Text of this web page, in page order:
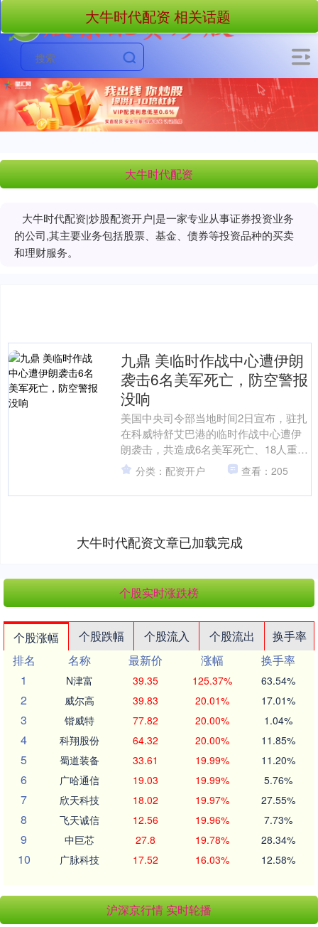
大牛时代配资
大牛时代配资|炒股配资开户|是一家专业从事证券投资业务
的公司,其主要业务包括股票、基金、债券等投资品种的买卖
和理财服务。
大牛时代配资 相关话题
九鼎 美临时作战中心遭伊朗
袭击6名美军死亡，防空警报
没响
美国中央司令部当地时间2日宣布，驻扎
在科威特舒艾巴港的临时作战中心遭伊
朗袭击，共造成6名美军死亡、18人重
伤。 据环球网援引美国有线电视新闻网3
日援引知情人士称....
分类：配资开户 查看：205
大牛时代配资文章已加载完成
个股实时涨跌榜
个股涨幅 个股跌幅 个股流入 个股流出
换手率
排名
名称 最新价 涨幅
换手率
1
N津富 39.35 125.37% 63.54%
2 威尔高 39.83 20.01% 17.01%
3 锴威特 77.82 20.00% 1.04%
4 科翔股份 64.32 20.00% 11.85%
5 蜀道装备 33.61 19.99% 11.20%
6 广哈通信 19.03 19.99% 5.76%
7 欣天科技 18.02 19.97% 27.55%
8 飞天诚信 12.56 19.96% 7.73%
9 中巨芯 27.8 19.78% 28.34%
10 广脉科技 17.52 16.03% 12.58%
沪深京行情 实时轮播